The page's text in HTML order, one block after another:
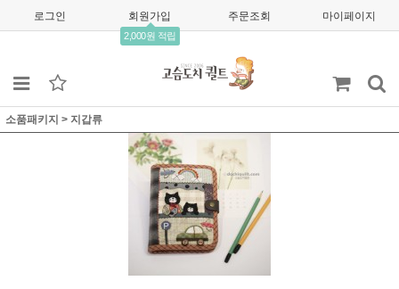
로그인 회원가입
2,000원 적립
주문조회 마이페이지
소품패키지 > 지갑류